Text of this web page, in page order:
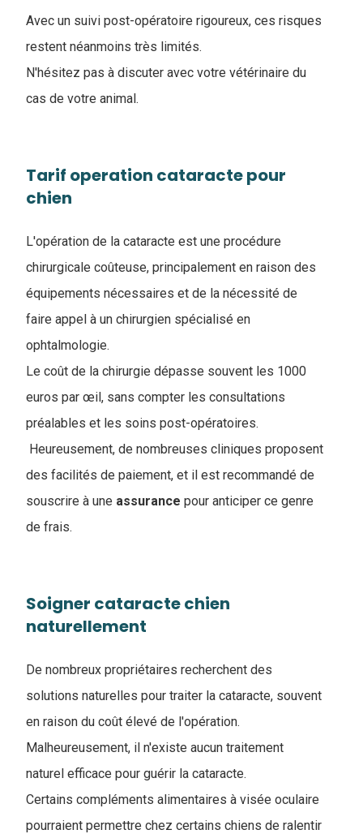
Avec un suivi post-opératoire rigoureux, ces risques
restent néanmoins très limités.
N'hésitez pas à discuter avec votre vétérinaire du
cas de votre animal.
Tarif operation cataracte pour
chien
L'opération de la cataracte est une procédure
chirurgicale coûteuse, principalement en raison des
équipements nécessaires et de la nécessité de
faire appel à un chirurgien spécialisé en
ophtalmologie.
Le coût de la chirurgie dépasse souvent les 1000
euros par œil, sans compter les consultations
préalables et les soins post-opératoires.
Heureusement, de nombreuses cliniques proposent
des facilités de paiement, et il est recommandé de
souscrire à une assurance pour anticiper ce genre
de frais.
Soigner cataracte chien
naturellement
De nombreux propriétaires recherchent des
solutions naturelles pour traiter la cataracte, souvent
en raison du coût élevé de l'opération.
Malheureusement, il n'existe aucun traitement
naturel efficace pour guérir la cataracte.
Certains compléments alimentaires à visée oculaire
pourraient permettre chez certains chiens de ralentir